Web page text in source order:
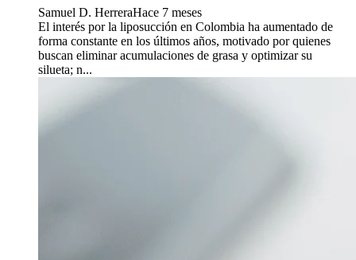
Samuel D. HerreraHace 7 meses
El interés por la liposucción en Colombia ha aumentado de
forma constante en los últimos años, motivado por quienes
buscan eliminar acumulaciones de grasa y optimizar su
silueta; n...